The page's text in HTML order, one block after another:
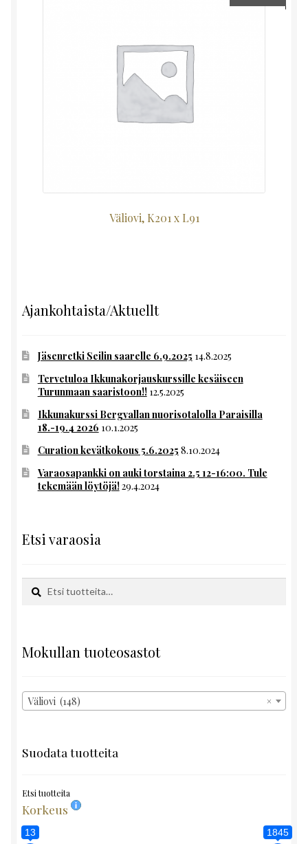
Väliovi, K201 x L91
Ajankohtaista/Aktuellt
Jäsenretki Seilin saarelle 6.9.2025 14.8.2025
Tervetuloa Ikkunakorjauskurssille kesäiseen
Turunmaan saaristoon!! 12.5.2025
Ikkunakurssi Bergvallan nuorisotalolla Paraisilla
18.-19.4 2026 10.1.2025
Curation kevätkokous 5.6.2025 8.10.2024
Varaosapankki on auki torstaina 2.5 12-16:00. Tule
tekemään löytöjä!29.4.2024
Etsi varaosia
Etsi:
Haku
Mokullan tuoteosastot
×
Väliovi (148)
Suodata tuotteita
Etsi tuotteita
Korkeus
13 1845